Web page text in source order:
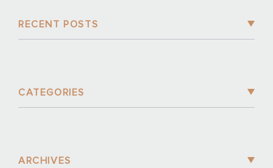
RECENT POSTS
CATEGORIES
ARCHIVES